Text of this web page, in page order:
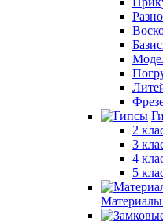
2
3
4
5
Материалы